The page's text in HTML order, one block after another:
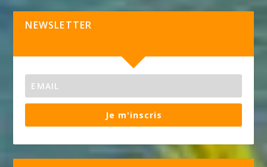
NEWSLETTER
Je m'inscris